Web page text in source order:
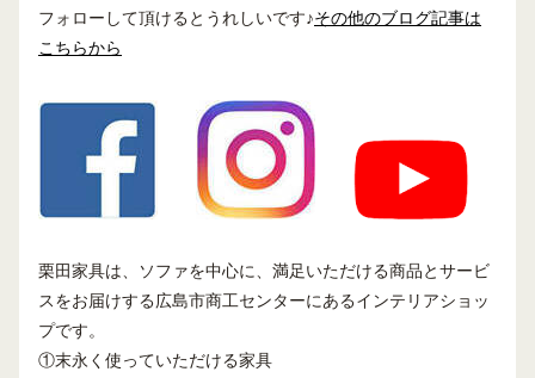
フォローして頂けるとうれしいです♪その他のブログ記事は
こちらから
栗田家具は、ソファを中心に、満足いただける商品とサービ
スをお届けする広島市商工センターにあるインテリアショッ
プです。
①末永く使っていただける家具